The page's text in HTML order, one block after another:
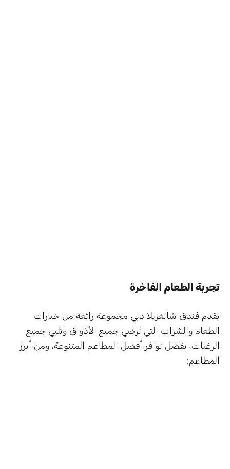
تجربة الطعام الفاخرة
يقدم فندق شانغريلا دبي مجموعة رائعة من خيارات
الطعام والشراب التي ترضي جميع الأذواق وتلبي جميع
الرغبات، بفضل توافر أفضل المطاعم المتنوعة، ومن أبرز
المطاعم: